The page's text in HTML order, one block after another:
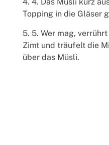
4. Das Müsli kurz
Topping in die Gläser
5. Wer mag,
Zimt und träufelt die
über das Müsli.